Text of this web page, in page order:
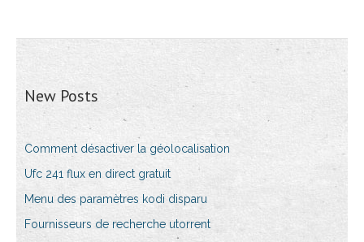
New Posts
Comment désactiver la géolocalisation
Ufc 241 flux en direct gratuit
Menu des paramètres kodi disparu
Fournisseurs de recherche utorrent